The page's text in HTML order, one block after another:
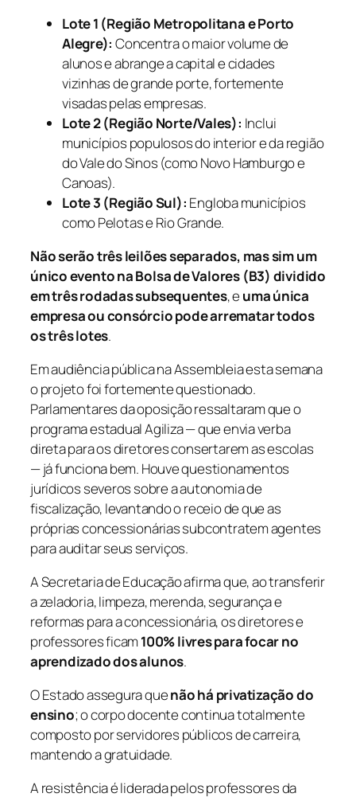
Lote 1 (Região Metropolitana e Porto
Alegre): Concentra o maior volume de
alunos e abrange a capital e cidades
vizinhas de grande porte, fortemente
visadas pelas empresas.
Lote 2 (Região Norte/Vales): Inclui
municípios populosos do interior e da região
do Vale do Sinos (como Novo Hamburgo e
Canoas).
Lote 3 (Região Sul): Engloba municípios
como Pelotas e Rio Grande.
Não serão três leilões separados, mas sim um
único evento na Bolsa de Valores (B3) dividido
em três rodadas subsequentes, e uma única
empresa ou consórcio pode arrematar todos
os três lotes.
Em audiência pública na Assembleia esta semana
o projeto foi fortemente questionado.
Parlamentares da oposição ressaltaram que o
programa estadualAgiliza— que envia verba
direta para os diretores consertarem as escolas
— já funciona bem. Houve questionamentos
jurídicos severos sobre a autonomia de
fiscalização, levantando o receio de que as
próprias concessionárias subcontratem agentes
para auditar seus serviços.
A Secretaria de Educação afirma que, ao transferir
a zeladoria, limpeza, merenda, segurança e
reformas para a concessionária, os diretores e
professores ficam100% livres para focar no
aprendizado dos alunos.
O Estado assegura quenão há privatização do
ensino; o corpo docente continua totalmente
composto por servidores públicos de carreira,
mantendo a gratuidade.
A resistência é liderada pelos professores da